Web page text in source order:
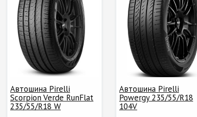
Автошина Pirelli
Scorpion Verde RunFlat
235/55/R18 W
Автошина Pirelli
Powergy 235/55/R18
104V